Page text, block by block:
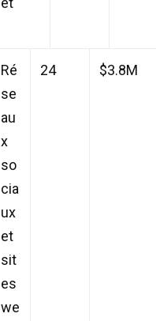
Ré
se
au
x
so
cia
ux
et
sit
es
we
24 $3.8M